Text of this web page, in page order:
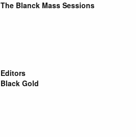
The Blanck Mass Sessions
Editors
Black Gold